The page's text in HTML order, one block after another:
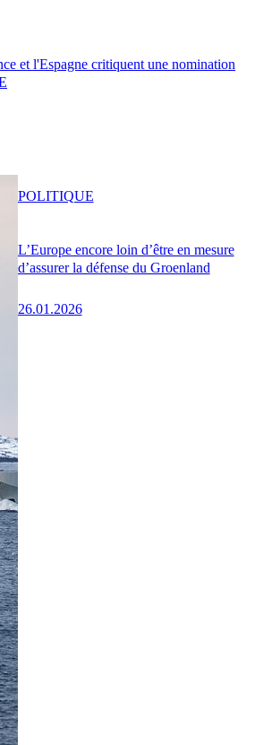
et l'Espagne critiquent une nomination
L’Europe encore loin d’être en mesure
d’assurer la défense du Groenland
26.01.2026
POLITIQUE